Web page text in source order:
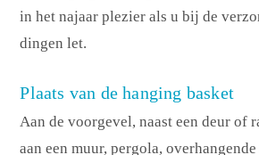
in het najaar plezier als u bij de
dingen let.
Plaats van de hanging basket
Aan de voorgevel, naast een deur of
aan een muur, pergola,